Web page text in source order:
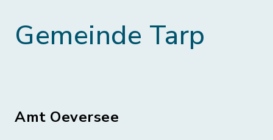
Gemeinde Tarp
Amt Oeversee